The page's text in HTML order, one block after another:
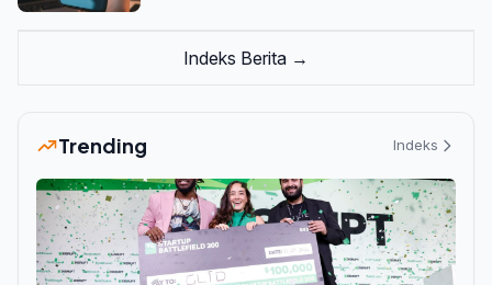
Indeks Berita →
Trending Indeks